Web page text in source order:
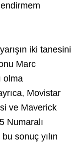
iki tanesini
Marc
olma
Movistar
ve Maverick
Numaralı
sonuç yılın